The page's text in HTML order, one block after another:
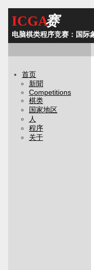
ICGA赛
电脑棋类程序竞赛：国际
首页
新聞
Competitions
棋类
国家地区
人
程序
关于